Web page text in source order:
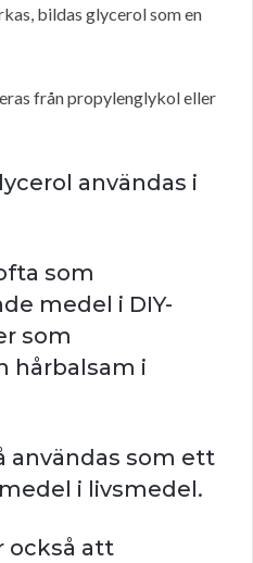
bildas glycerol som en
från propylenglykol eller
användas i
som
medel i DIY-
som
hårbalsam i
användas som ett
i livsmedel.
också att